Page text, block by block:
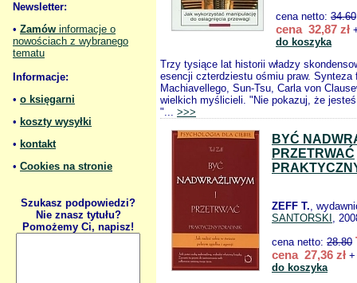
Newsletter:
• Zamów informacje o
nowościach z wybranego
tematu
Informacje:
• o księgarni
• koszty wysyłki
• kontakt
• Cookies na stronie
Szukasz podpowiedzi?
Nie znasz tytułu?
Pomożemy Ci, napisz!
cena netto: 34.60
cena 32,87 zł
do koszyka
Trzy tysiące lat historii władzy
esencji czterdziestu ośmiu praw. Synteza
Machiavellego, Sun-Tsu, Carla von
wielkich myślicieli. "Nie pokazuj, że
"... >>>
BYĆ
PRZETRWAĆ
ZEFF T.,
SANTORSKI ,
cena netto: 28.80
cena 27,36 zł
do koszyka